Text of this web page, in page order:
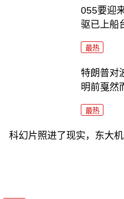
055要迎
驱已上船
最热
特朗普对
明前戛然
最热
科幻片照进了现实，东大